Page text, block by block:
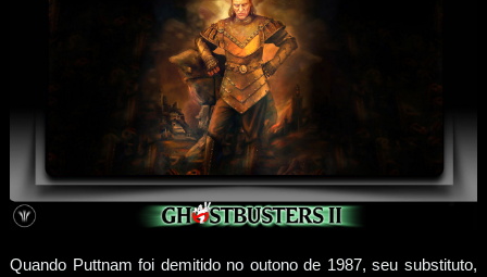
Quando Puttnam foi demitido no outono de 1987, seu substituto,